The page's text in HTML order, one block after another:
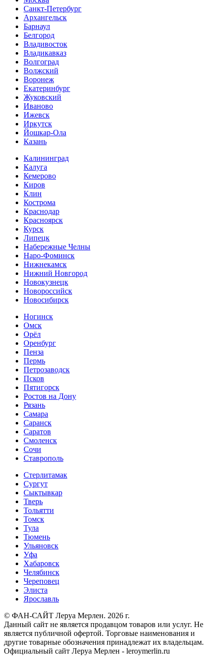
Санкт-Петербург
Архангельск
Барнаул
Белгород
Владивосток
Владикавказ
Волгоград
Волжский
Воронеж
Екатеринбург
Жуковский
Иваново
Ижевск
Иркутск
Йошкар-Ола
Казань
Калининград
Калуга
Кемерово
Киров
Клин
Кострома
Краснодар
Красноярск
Курск
Липецк
Набережные Челны
Наро-Фоминск
Нижнекамск
Нижний Новгород
Новокузнецк
Новороссийск
Новосибирск
Ногинск
Омск
Орёл
Оренбург
Пенза
Пермь
Петрозаводск
Псков
Пятигорск
Ростов на Дону
Рязань
Самара
Саранск
Саратов
Смоленск
Сочи
Ставрополь
Стерлитамак
Сургут
Сыктывкар
Тверь
Тольятти
Томск
Тула
Тюмень
Ульяновск
Уфа
Хабаровск
Челябинск
Череповец
Элиста
Ярославль
© ФАН-САЙТ Леруа Мерлен. 2026 г.
Данный сайт не является продавцом товаров или услуг. Не
является публичной офертой. Торговые наименования и
другие товарные обозначения принадлежат их владельцам.
Официальный сайт Леруа Мерлен - leroymerlin.ru